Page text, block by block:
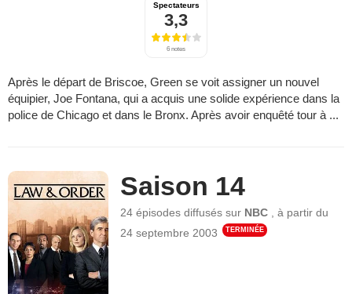
Spectateurs
3,3
6 notes
Après le départ de Briscoe, Green se voit assigner un nouvel
équipier, Joe Fontana, qui a acquis une solide expérience dans la
police de Chicago et dans le Bronx. Après avoir enquêté tour à ...
Saison 14
24 épisodes diffusés sur NBC ,à partir du
24 septembre 2003
TERMINÉE